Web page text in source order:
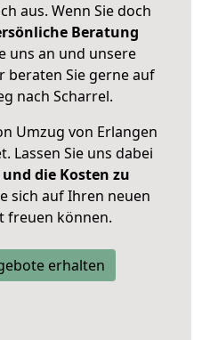
aus. Wenn Sie doch
Beratung
uns an und unsere
beraten Sie gerne auf
nach Scharrel.
Umzug von Erlangen
Lassen Sie uns dabei
die Kosten zu
sich auf Ihren neuen
freuen können.
erhalten